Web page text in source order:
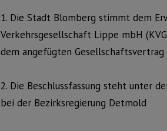
1. Die Stadt Blomberg stimmt dem
Verkehrsgesellschaft Lippe mbH
dem angefügten
2. Die Beschlussfassung steht unter
bei der Bezirksregierung Detmold